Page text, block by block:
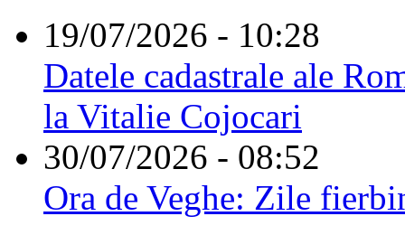
19/07/2026 - 10:28
Datele cadastrale ale
la Vitalie Cojocari
30/07/2026 - 08:52
Ora de Veghe: Zile